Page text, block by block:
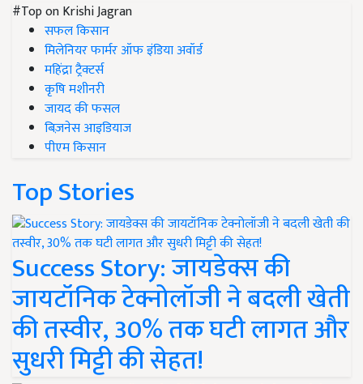
#Top on Krishi Jagran
सफल किसान
मिलेनियर फार्मर ऑफ इंडिया अवॉर्ड
महिंद्रा ट्रैक्टर्स
कृषि मशीनरी
जायद की फसल
बिज़नेस आइडियाज
पीएम किसान
Top Stories
Success Story: जायडेक्स की
जायटॉनिक टेक्नोलॉजी ने बदली खेती
की तस्वीर, 30% तक घटी लागत और
सुधरी मिट्टी की सेहत!